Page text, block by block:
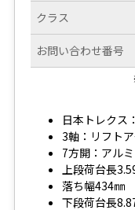
クラス
お問い合わせ番号
日本トレクス
3軸：リフト
7方開：アル
上段荷台長
落ち幅434㎜
下段荷台長